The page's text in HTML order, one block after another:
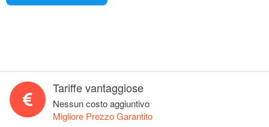
Tariffe vantaggiose
Nessun costo aggiuntivo
Migliore Prezzo Garantito